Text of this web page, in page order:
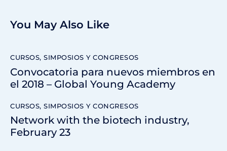
You May Also Like
CURSOS, SIMPOSIOS Y CONGRESOS
Convocatoria para nuevos miembros en
el 2018 – Global Young Academy
CURSOS, SIMPOSIOS Y CONGRESOS
Network with the biotech industry,
February 23